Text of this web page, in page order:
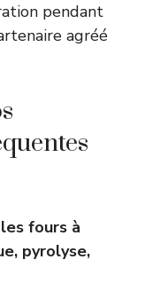
pendant
agréé
fours à
pyrolyse,